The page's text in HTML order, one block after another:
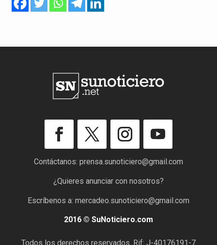
Contáctanos: prensa.sunoticiero@gmail.com
¿Quieres anunciar con nosotros?
Escríbenos a: mercadeo.sunoticiero@gmail.com
2016 © SuNoticiero.com
Todos los derechos reservados. Rif: J-40176191-7